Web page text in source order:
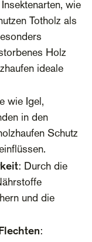
Insektenarten, wie
Totholz als
Holz
ideale
wie Igel,
in den
Schutz
: Durch die
und die
: